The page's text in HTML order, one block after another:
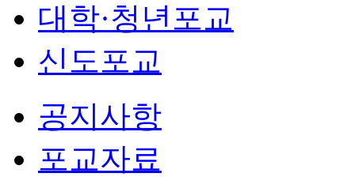
대학·청년포교
신도포교
공지사항
포교자료